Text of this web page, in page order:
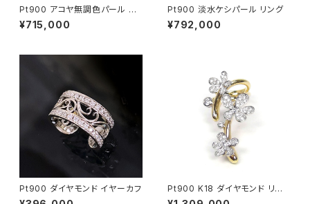
Pt900 アコヤ無調色パール ダ
イヤモンド ペンダントネックレス
¥715,000
Pt900 淡水ケシパール リング
¥792,000
Pt900 ダイヤモンド イヤーカフ
Pt900 K18 ダイヤモンド リン
グ